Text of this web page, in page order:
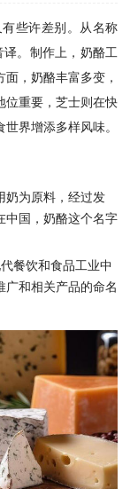
些许差别。从名称
译。制作上，奶酪工
，奶酪丰富多变，
位重要，芝士则在快
界增添多样风味。
奶为原料，经过发
中国，奶酪这个名字
餐饮和食品工业中
广和相关产品的命名